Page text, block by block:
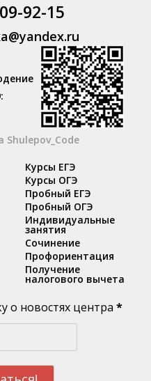
о новостях центра *
Курсы ЕГЭ
Курсы ОГЭ
Пробный ЕГЭ
Пробный ОГЭ
Индивидуальные
занятия
Сочинение
Профориентация
Получение
налогового вычета
92-15
Shulepov_Code